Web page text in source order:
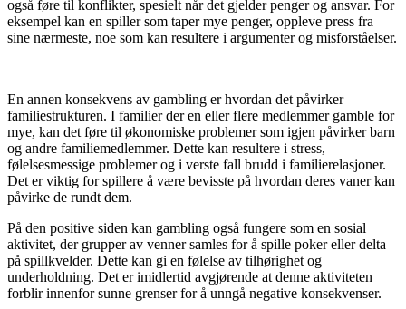
også føre til konflikter, spesielt når det gjelder penger og ansvar. For
eksempel kan en spiller som taper mye penger, oppleve press fra
sine nærmeste, noe som kan resultere i argumenter og misforståelser.
En annen konsekvens av gambling er hvordan det påvirker
familiestrukturen. I familier der en eller flere medlemmer gamble for
mye, kan det føre til økonomiske problemer som igjen påvirker barn
og andre familiemedlemmer. Dette kan resultere i stress,
følelsesmessige problemer og i verste fall brudd i familierelasjoner.
Det er viktig for spillere å være bevisste på hvordan deres vaner kan
påvirke de rundt dem.
På den positive siden kan gambling også fungere som en sosial
aktivitet, der grupper av venner samles for å spille poker eller delta
på spillkvelder. Dette kan gi en følelse av tilhørighet og
underholdning. Det er imidlertid avgjørende at denne aktiviteten
forblir innenfor sunne grenser for å unngå negative konsekvenser.